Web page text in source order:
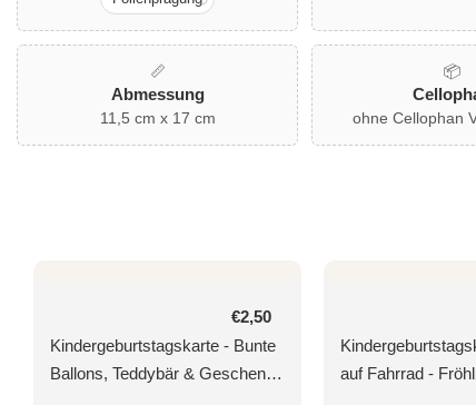
📏
Abmessung
11,5 cm x 17 cm
📦
ohne Cellophan
Normaler
Preis
€2,50
Kindergeburtstagskarte - Bunte
Ballons, Teddybär & Geschenke
auf Fahrrad -